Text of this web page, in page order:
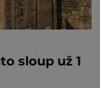
sloup už 1